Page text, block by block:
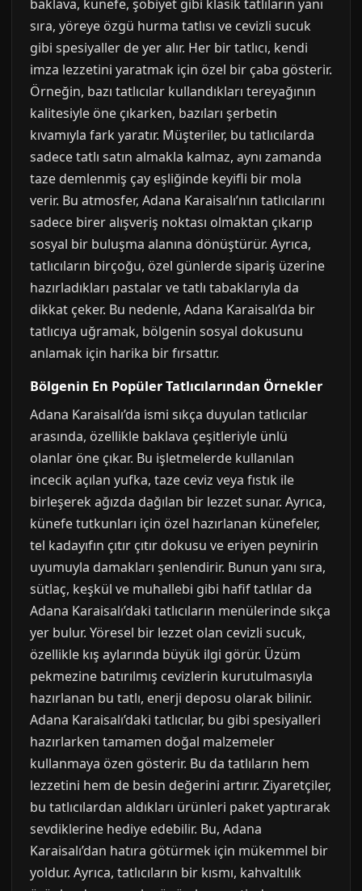
baklava, künefe, şöbiyet gibi klasik tatlıların yanı
sıra, yöreye özgü hurma tatlısı ve cevizli sucuk
gibi spesiyaller de yer alır. Her bir tatlıcı, kendi
imza lezzetini yaratmak için özel bir çaba gösterir.
Örneğin, bazı tatlıcılar kullandıkları tereyağının
kalitesiyle öne çıkarken, bazıları şerbetin
kıvamıyla fark yaratır. Müşteriler, bu tatlıcılarda
sadece tatlı satın almakla kalmaz, aynı zamanda
taze demlenmiş çay eşliğinde keyifli bir mola
verir. Bu atmosfer, Adana Karaisalı’nın tatlıcılarını
sadece birer alışveriş noktası olmaktan çıkarıp
sosyal bir buluşma alanına dönüştürür. Ayrıca,
tatlıcıların birçoğu, özel günlerde sipariş üzerine
hazırladıkları pastalar ve tatlı tabaklarıyla da
dikkat çeker. Bu nedenle, Adana Karaisalı’da bir
tatlıcıya uğramak, bölgenin sosyal dokusunu
anlamak için harika bir fırsattır.
Bölgenin En Popüler Tatlıcılarından Örnekler
Adana Karaisalı’da ismi sıkça duyulan tatlıcılar
arasında, özellikle baklava çeşitleriyle ünlü
olanlar öne çıkar. Bu işletmelerde kullanılan
incecik açılan yufka, taze ceviz veya fıstık ile
birleşerek ağızda dağılan bir lezzet sunar. Ayrıca,
künefe tutkunları için özel hazırlanan künefeler,
tel kadayıfın çıtır çıtır dokusu ve eriyen peynirin
uyumuyla damakları şenlendirir. Bunun yanı sıra,
sütlaç, keşkül ve muhallebi gibi hafif tatlılar da
Adana Karaisalı’daki tatlıcıların menülerinde sıkça
yer bulur. Yöresel bir lezzet olan cevizli sucuk,
özellikle kış aylarında büyük ilgi görür. Üzüm
pekmezine batırılmış cevizlerin kurutulmasıyla
hazırlanan bu tatlı, enerji deposu olarak bilinir.
Adana Karaisalı’daki tatlıcılar, bu gibi spesiyalleri
hazırlarken tamamen doğal malzemeler
kullanmaya özen gösterir. Bu da tatlıların hem
lezzetini hem de besin değerini artırır. Ziyaretçiler,
bu tatlıcılardan aldıkları ürünleri paket yaptırarak
sevdiklerine hediye edebilir. Bu, Adana
Karaisalı’dan hatıra götürmek için mükemmel bir
yoldur. Ayrıca, tatlıcıların bir kısmı, kahvaltılık